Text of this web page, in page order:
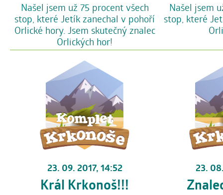
Našel jsem už 75 procent všech
stop, které Jetík zanechal v pohoří
Orlické hory. Jsem skutečný znalec
Orlických hor!
Našel jsem
stop, které
23. 09. 2017, 14:52
Král Krkonoš!!!
23.